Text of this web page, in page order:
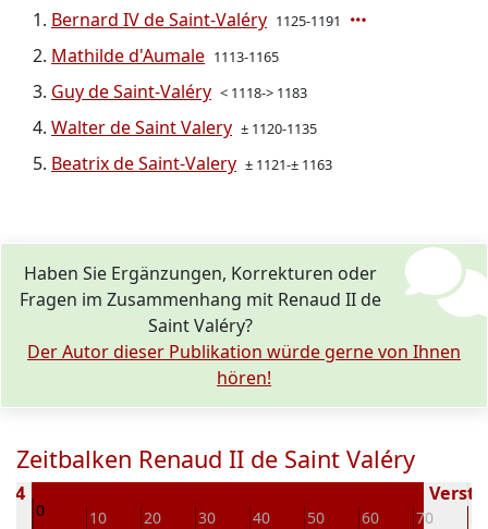
Bernard IV de Saint-Valéry 1125-1191
Mathilde d'Aumale 1113-1165
Guy de Saint-Valéry < 1118-> 1183
Walter de Saint Valery ± 1120-1135
Beatrix de Saint-Valery ± 1121-± 1163
Haben Sie Ergänzungen, Korrekturen oder
Fragen im Zusammenhang mit Renaud II de
Saint Valéry?
Der Autor dieser Publikation würde gerne von Ihnen
hören!
Zeitbalken Renaud II de Saint Valéry
0 10 20 30 40 50 60 70